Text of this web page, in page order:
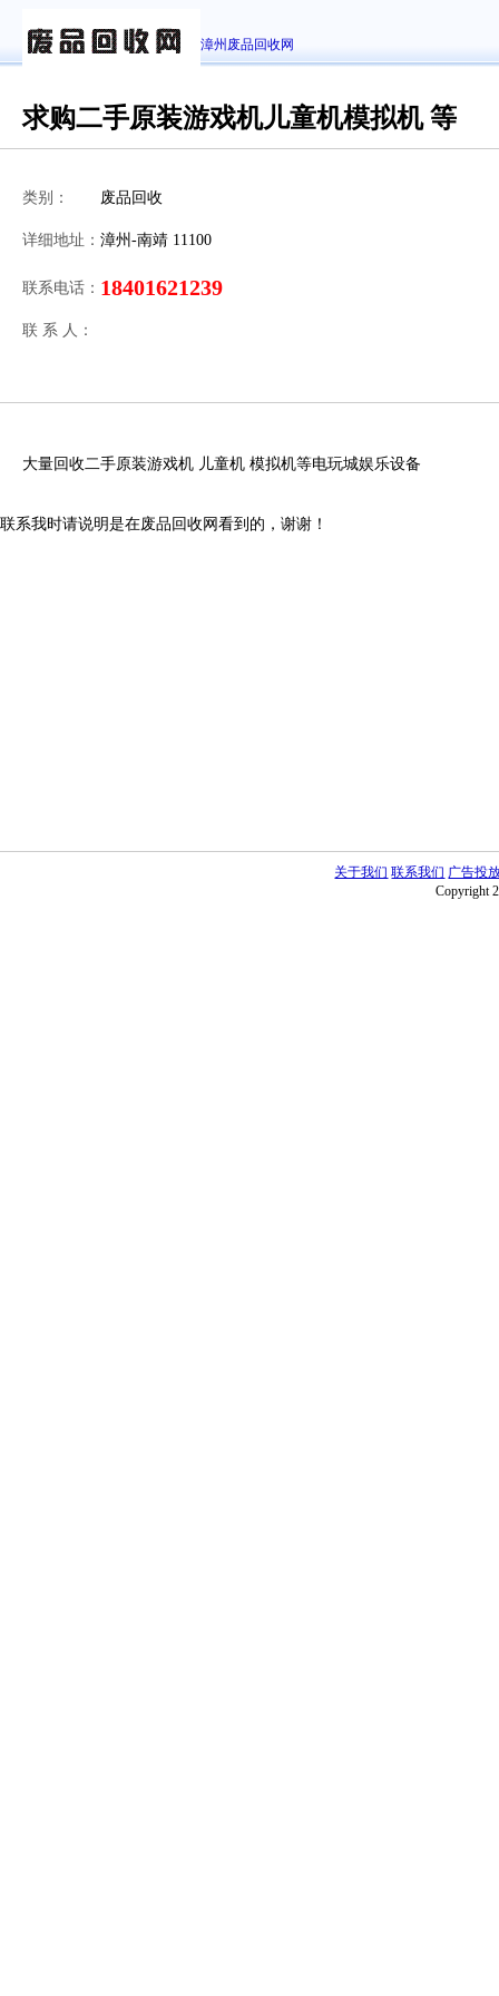
漳州废品回收网
求购二手原装游戏机儿童机模拟机 等
类别： 废品回收
详细地址： 漳州-南靖 11100
联系电话： 18401621239
联 系 人：
大量回收二手原装游戏机 儿童机 模拟机等电玩城娱乐设备
联系我时请说明是在废品回收网看到的，谢谢！
关于我们 联系我们 广告投
Copyright